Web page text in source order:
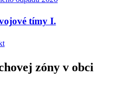
tímy I.
zóny v obci